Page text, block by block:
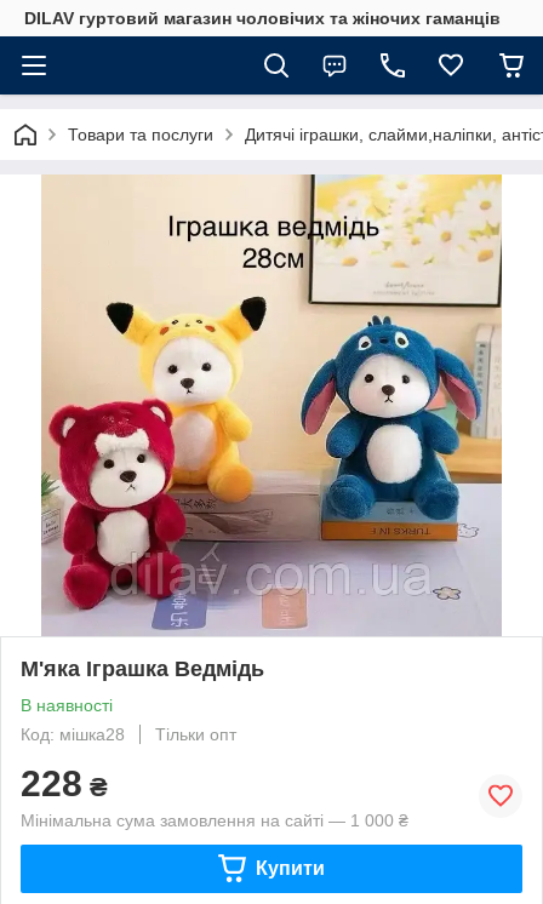
DILAV гуртовий магазин чоловічих та жіночих гаманців
Товари та послуги Дитячі іграшки, слайми,наліпки,
М'яка Іграшка Ведмідь
В наявності
Код: мішка28
Тільки опт
228 ₴
Мінімальна сума замовлення на сайті — 1 000 ₴
Купити